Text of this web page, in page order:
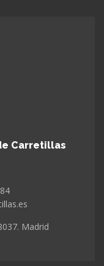
Carretillas
Madrid